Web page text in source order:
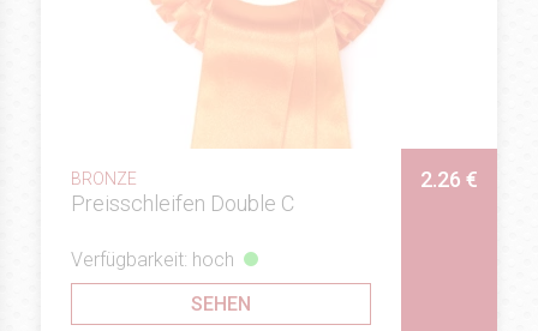
BRONZE
Preisschleifen Double C
2.26 €
Verfügbarkeit: hoch
SEHEN